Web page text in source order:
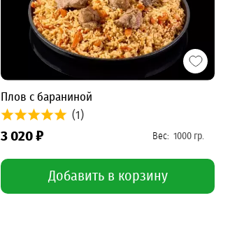
Плов с бараниной
(1)
3 020 ₽
Добавить в корзину